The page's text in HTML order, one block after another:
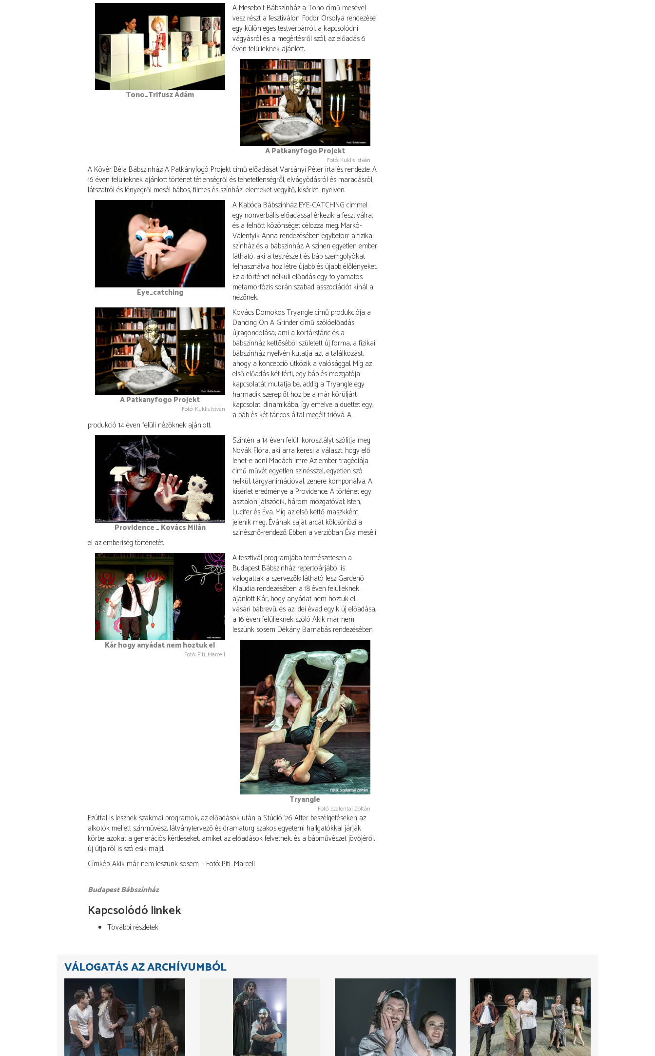
Tono_Trifusz Ádám
A Mesebolt Bábszínház a Tono című mesével
vesz részt a fesztiválon. Fodor Orsolya rendezése
egy különleges testvérpárról, a kapcsolódni
vágyásról és a megértésről szól, az előadás 6
éven felülieknek ajánlott.
A Patkanyfogo Projekt
Fotó: Kuklis István
A Kövér Béla Bábszínház: A Patkányfogó Projekt című előadását Varsányi Péter írta és rendezte. A
16 éven felülieknek ajánlott történet tétlenségről és tehetetlenségről, elvágyódásról és maradásról,
látszatról és lényegről mesél bábos, filmes és színházi elemeket vegyítő, kísérleti nyelven.
Eye_catching
A Kabóca Bábszínház EYE-CATCHING címmel
egy nonverbális előadással érkezik a fesztiválra,
és a felnőtt közönséget célozza meg. Markó-
Valentyik Anna rendezésében egybeforr a fizikai
színház és a bábszínház. A színen egyetlen ember
látható, aki a testrészeit és báb szemgolyókat
felhasználva hoz létre újabb és újabb élőlényeket.
Ez a történet nélküli előadás egy folyamatos
metamorfózis során szabad asszociációt kínál a
nézőnek.
A Patkanyfogo Projekt
Fotó: Kuklis István
Kovács Domokos Tryangle című produkciója a
Dancing On A Grinder című szólóelőadás
újragondolása, ami a kortárstánc és a
bábszínház kettőséből született új forma, a fizikai
bábszínház nyelvén kutatja azt a találkozást,
ahogy a koncepció ütközik a valósággal. Míg az
első előadás két férfi, egy báb és mozgatója
kapcsolatát mutatja be, addig a Tryangle egy
harmadik szereplőt hoz be a már körüljárt
kapcsolati dinamikába, így emelve a duettet egy,
a báb és két táncos által megélt trióvá. A
produkció 14 éven felüli nézőknek ajánlott.
Providence _ Kovács Milán
Szintén a 14 éven felüli korosztályt szólítja meg
Novák Flóra, aki arra keresi a választ, hogy elő
lehet-e adni Madách Imre Az ember tragédiája
című művét egyetlen színésszel, egyetlen szó
nélkül, tárgyanimációval, zenére komponálva. A
kísérlet eredménye a Providence. A történet egy
asztalon játszódik, három mozgatóval: Isten,
Lucifer és Éva. Míg az első kettő maszkként
jelenik meg, Évának saját arcát kölcsönözi a
színésznő-rendező. Ebben a verzióban Éva meséli
el az emberiség történetét.
Kár hogy anyádat nem hoztuk el
Fotó: Piti_Marcell
A fesztivál programjába természetesen a
Budapest Bábszínház repertoárjából is
válogattak a szervezők: látható lesz Gardenö
Klaudia rendezésében a 18 éven felülieknek
ajánlott Kár, hogy anyádat nem hoztuk el…
vásári bábrevü, és az idei évad egyik új előadása,
a 16 éven felülieknek szóló Akik már nem
leszünk sosem Dékány Barnabás rendezésében.
Tryangle
Fotó: Szalontai Zoltán
Ezúttal is lesznek szakmai programok, az előadások után a Stúdió ’26 After beszélgetéseken az
alkotók mellett színművész, látványtervező és dramaturg szakos egyetemi hallgatókkal járják
körbe azokat a generációs kérdéseket, amiket az előadások felvetnek, és a bábművészet jövőjéről,
új útjairól is szó esik majd.
Címkép: Akik már nem leszünk sosem – Fotó: Piti_Marcell
Budapest Bábszínház
Kapcsolódó linkek
További részletek
VÁLOGATÁS AZ ARCHÍVUMBÓL